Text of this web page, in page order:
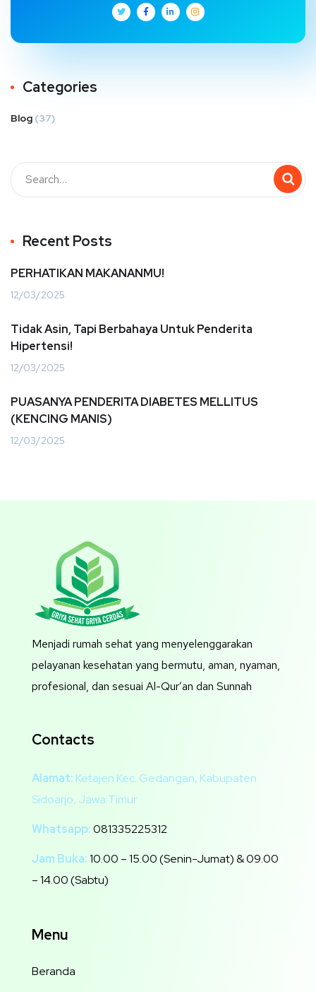
Categories
Blog (37)
Recent Posts
PERHATIKAN MAKANANMU!
12/03/2025
Tidak Asin, Tapi Berbahaya Untuk Penderita
Hipertensi!
12/03/2025
PUASANYA PENDERITA DIABETES MELLITUS
(KENCING MANIS)
12/03/2025
Menjadi rumah sehat yang menyelenggarakan
pelayanan kesehatan yang bermutu, aman, nyaman,
profesional, dan sesuai Al-Qur’an dan Sunnah
Contacts
Alamat: Ketajen Kec. Gedangan, Kabupaten
Sidoarjo, Jawa Timur
Whatsapp:081335225312
Jam Buka:10.00 – 15.00 (Senin-Jumat) & 09.00
– 14.00 (Sabtu)
Menu
Beranda